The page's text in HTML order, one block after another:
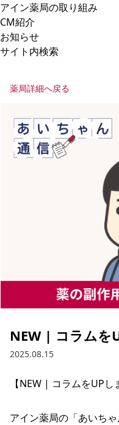
アイン薬局の取り組み
CM紹介
お知らせ
サイト内検索
薬局詳細へ戻る
NEW | コラムを
2025.08.15
【NEW | コラムをUPし
アイン薬局の「あいち